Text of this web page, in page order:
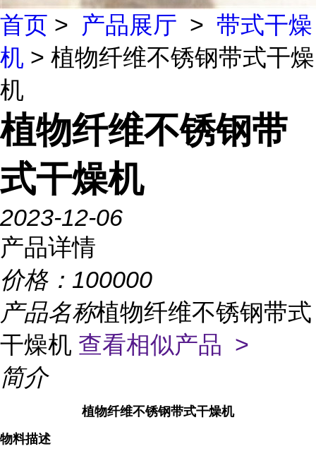
首页 > 产品展厅 > 带式干燥
机 > 植物纤维不锈钢带式干燥
机
植物纤维不锈钢带
式干燥机
2023-12-06
产品详情
价格： 100000
产品名称植物纤维不锈钢带式
干燥机 查看相似产品 >
简介
植物纤维不锈钢带式干燥机
物料描述